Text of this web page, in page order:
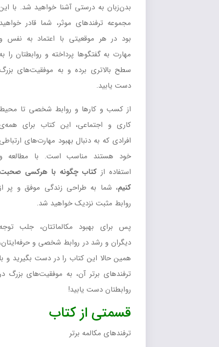
بدن‌زبان به درستی آشنا خواهید شد. با این
مجموعه ترفندهای موثر، شما قادر خواهید
بود در هر موقعیتی با اعتماد به نفس و
مهارت به گفتگوها پرداخته و روابطتان را به
سطح بالاتری برده و به موفقیت‌های بزرگ
دست یابید.
از کسب و کارها و روابط شخصی تا محیط
کاری و اجتماعی، این کتاب برای همه‌ی
افرادی که به دنبال بهبود مهارت‌های ارتباطی
خود هستند مناسب است. با مطالعه و
استفاده ازکتاب چگونه با هرکسی صحبت
، شما به طراحی زندگی موفق و پر از
روابط مثبت نزدیک خواهید شد.
پس برای بهبود مکالماتتان، جلب توجه
دیگران و رشد در روابط شخصی و حرفه‌ایتان،
همین حالا این کتاب را در دست بگیرید و با
ترفندهای برتر آن، به موفقیت‌های بزرگ در
روابطتان دست یابید!
قسمتی از کتاب
ترفندهای مکالمه برتر